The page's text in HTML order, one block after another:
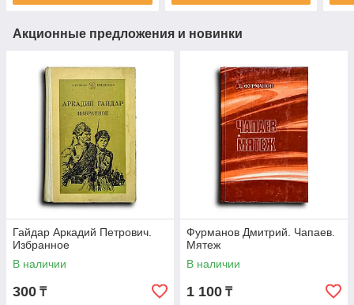
Акционные предложения и новинки
Гайдар Аркадий Петрович.
Избранное
В наличии
300 ₸
Фурманов Дмитрий. Чапаев.
Мятеж
В наличии
1 100 ₸